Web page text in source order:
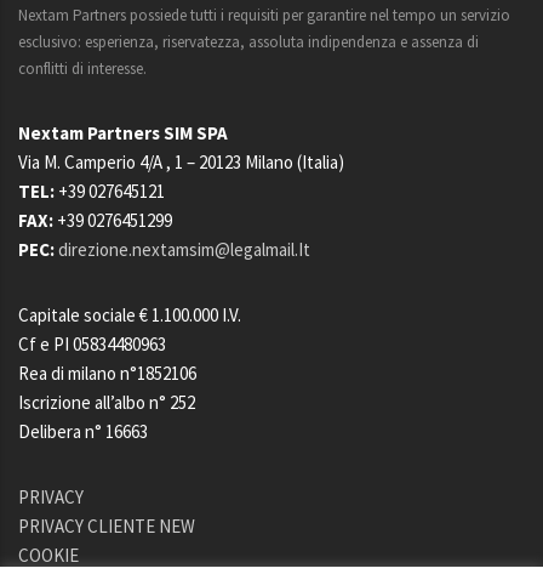
Nextam Partners possiede tutti i requisiti per garantire nel tempo un servizio
esclusivo: esperienza, riservatezza, assoluta indipendenza e assenza di
conflitti di interesse.
Nextam Partners SIM SPA
Via M. Camperio 4/A , 1 – 20123 Milano (Italia)
TEL: +39 027645121
FAX: +39 0276451299
PEC:direzione.nextamsim@legalmail.It
Capitale sociale € 1.100.000 I.V.
Cf e PI 05834480963
Rea di milano n°1852106
Iscrizione all’albo n° 252
Delibera n° 16663
PRIVACY
PRIVACY CLIENTE NEW
COOKIE